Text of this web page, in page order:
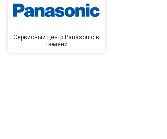
Сервисный центр Panasonic в
Тюмени